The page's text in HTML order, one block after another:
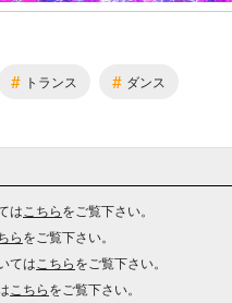
# トランス # ダンス
は こちらをご覧下さい。
らをご覧下さい。
ては こちらをご覧下さい。
こちらをご覧下さい。